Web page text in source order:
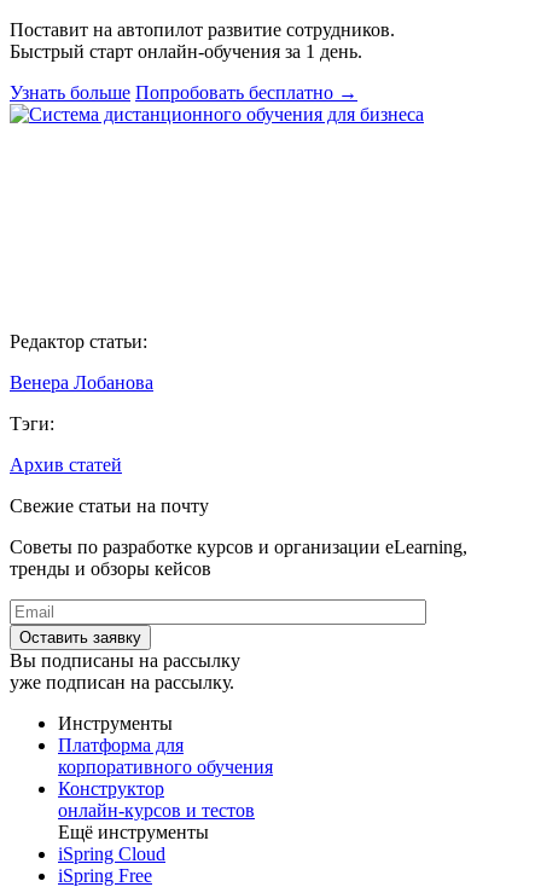
Поставит на автопилот развитие сотрудников.
Быстрый старт онлайн‑обучения за 1 день.
Узнать больше Попробовать бесплатно →
Редактор статьи:
Венера Лобанова
Тэги:
Архив статей
Свежие статьи на почту
Советы по разработке курсов и организации eLearning,
тренды и обзоры кейсов
Вы подписаны на рассылку
уже подписан на рассылку.
Инструменты
Платформа для
корпоративного обучения
Конструктор
онлайн-курсов и тестов
Ещё инструменты
iSpring Cloud
iSpring Free